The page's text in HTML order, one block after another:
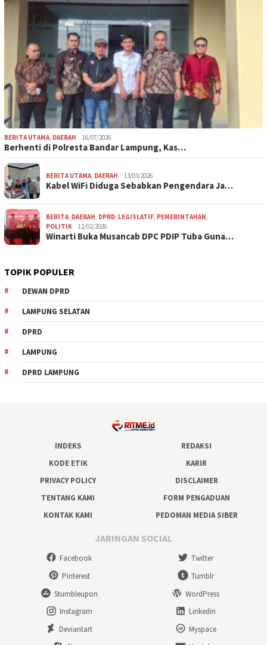
BERITA UTAMA, DAERAH 16/07/2026
Berhenti di Polresta Bandar Lampung, Kas…
BERITA UTAMA, DAERAH 13/03/2026
Kabel WiFi Diduga Sebabkan Pengendara Ja…
BERITA, DAERAH, DPRD, LEGISLATIF, PEMERINTAHAN,
POLITIK
12/02/2026
Winarti Buka Musancab DPC PDIP Tuba Guna…
TOPIK POPULER
DEWAN DPRD
LAMPUNG SELATAN
DPRD
LAMPUNG
DPRD LAMPUNG
INDEKS
REDAKSI
KODE ETIK
KARIR
PRIVACY POLICY
DISCLAIMER
TENTANG KAMI
FORM PENGADUAN
KONTAK KAMI
PEDOMAN MEDIA SIBER
JARINGAN SOCIAL
Facebook
Twitter
Pinterest
Tumblr
Stumbleupon
WordPress
Instagram
Linkedin
Deviantart
Myspace